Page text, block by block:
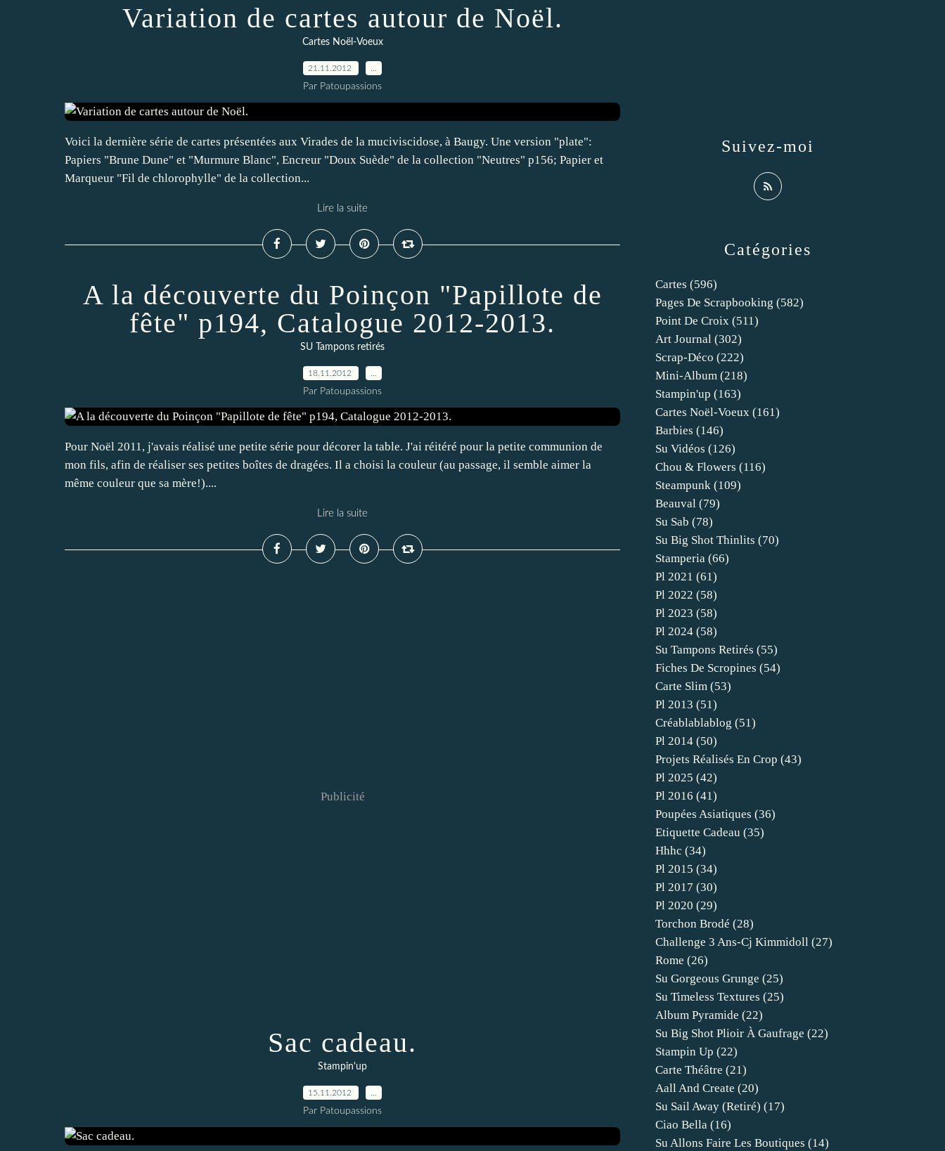
Variation de cartes autour de Noël.
Cartes Noël-Voeux
21.11.2012
Par Patoupassions
Voici la dernière série de cartes présentées aux Virades de la muciviscidose, à Baugy. Une version "plate":
Papiers "Brune Dune" et "Murmure Blanc", Encreur "Doux Suède" de la collection "Neutres" p156; Papier et
Marqueur "Fil de chlorophylle" de la collection...
Lire la suite
A la découverte du Poinçon "Papillote de
fête" p194, Catalogue 2012-2013.
SU Tampons retirés
18.11.2012
Par Patoupassions
Pour Noël 2011, j'avais réalisé une petite série pour décorer la table. J'ai réitéré pour la petite communion de
mon fils, afin de réaliser ses petites boîtes de dragées. Il a choisi la couleur (au passage, il semble aimer la
même couleur que sa mère!)....
Lire la suite
Publicité
Sac cadeau.
Stampin'up
15.11.2012
Par Patoupassions
Catégories
Cartes (596)
Pages De Scrapbooking (582)
Point De Croix (511)
Art Journal (302)
Scrap-Déco (222)
Mini-Album (218)
Stampin'up (163)
Cartes Noël-Voeux (161)
Barbies (146)
Su Vidéos (126)
Chou & Flowers (116)
Steampunk (109)
Beauval (79)
Su Sab (78)
Su Big Shot Thinlits (70)
Stamperia (66)
Pl 2021 (61)
Pl 2022 (58)
Pl 2023 (58)
Pl 2024 (58)
Su Tampons Retirés (55)
Fiches De Scropines (54)
Carte Slim (53)
Pl 2013 (51)
Créablablablog (51)
Pl 2014 (50)
Projets Réalisés En Crop (43)
Pl 2025 (42)
Pl 2016 (41)
Poupées Asiatiques (36)
Etiquette Cadeau (35)
Hhhc (34)
Pl 2015 (34)
Pl 2017 (30)
Pl 2020 (29)
Torchon Brodé (28)
Challenge 3 Ans-Cj Kimmidoll (27)
Rome (26)
Su Gorgeous Grunge (25)
Su Timeless Textures (25)
Album Pyramide (22)
Su Big Shot Plioir À Gaufrage (22)
Stampin Up (22)
Carte Théâtre (21)
Aall And Create (20)
Su Sail Away (retiré) (17)
Ciao Bella (16)
Su Allons Faire Les Boutiques (14)
Suivez-moi